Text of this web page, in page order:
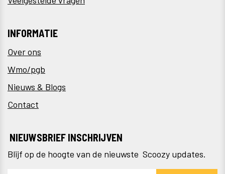
INFORMATIE
Over ons
Wmo/pgb
Nieuws & Blogs
Contact
NIEUWSBRIEF INSCHRIJVEN
Blijf op de hoogte van de nieuwste Scoozy updates.